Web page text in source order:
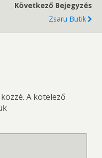
Következő Bejegyzés
Zsaru Butik
A kötelező